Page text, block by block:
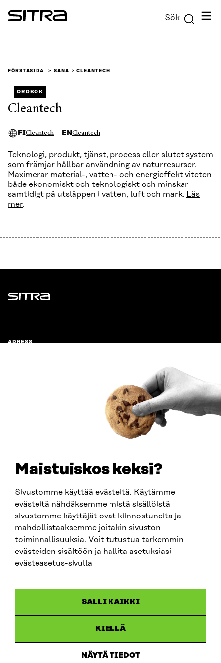
Maistuiskos keksi?
Sivustomme käyttää evästeitä. Käytämme
evästeitä nähdäksemme mistä sisällöistä
sivustomme käyttäjät ovat kiinnostuneita ja
mahdollistaaksemme joitakin sivuston
toiminnallisuuksia. Voit tutustua tarkemmin
evästeiden sisältöön ja hallita asetuksiasi
evästeasetus-sivulla
SALLI KAIKKI
KIELLÄ
NÄYTÄ TIEDOT
Skip to
content
Sitra Sök Meny
FÖRSTASIDA SANA CLEANTECH
ORDBOK
Cleantech
FICleantech EN Cleantech
Teknologi, produkt, tjänst, process eller slutet system
som främjar hållbar användning av naturresurser.
Maximerar material-, vatten- och energieffektiviteten
både ekonomiskt och teknologiskt och minskar
samtidigt på utsläppen i vatten, luft och mark. Läs
mer.
Sitra
ADRESS
fornamn.efternamn@sitra.fi
SITRA PÅ SOCIALA MEDIER
LinkedIn
Instagram
YouTube
Tillgänglighetsutredning